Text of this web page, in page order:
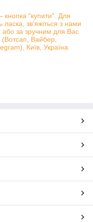
кнопка "купити". Для
ласка, зв'яжіться з нами
за зручним для Вас
Вайбер,
Київ, Україна